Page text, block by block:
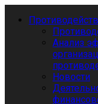
Анализ
Новости